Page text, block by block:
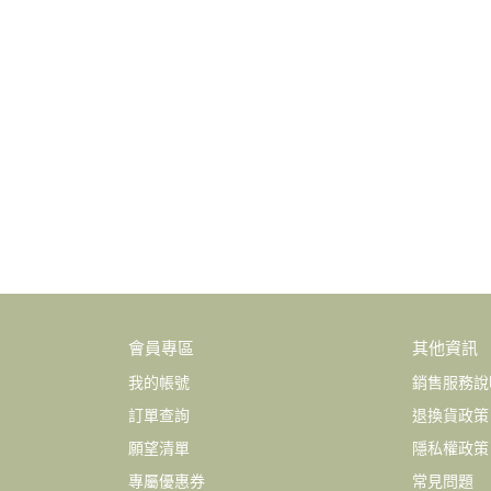
會員專區
我的帳號
訂單查詢
願望清單
專屬優惠券
其他資訊
銷售服務
退換貨政策
隱私權政策
常見問題